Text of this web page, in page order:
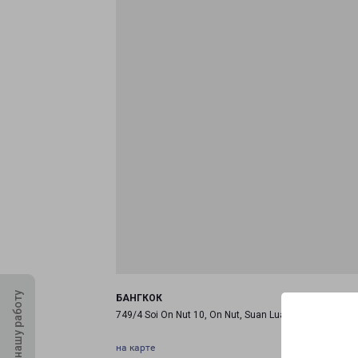
БАНГКОК
749/4 Soi On Nut 10, On Nut, Suan Luang, Bangkok,
на карте